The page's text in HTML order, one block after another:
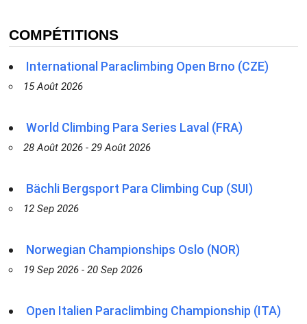
COMPÉTITIONS
International Paraclimbing Open Brno (CZE)
15 Août 2026
World Climbing Para Series Laval (FRA)
28 Août 2026 - 29 Août 2026
Bächli Bergsport Para Climbing Cup (SUI)
12 Sep 2026
Norwegian Championships Oslo (NOR)
19 Sep 2026 - 20 Sep 2026
Open Italien Paraclimbing Championship (ITA)